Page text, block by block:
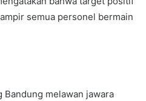
semua personel bermain
Bandung melawan jawara